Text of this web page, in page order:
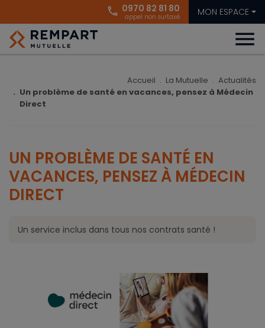
phone 0970 82 81 80
appel non surtaxé MON ESPACE
menu
Accueil La Mutuelle
Actualités
Un problème de santé en vacances, pensez à Médecin
Direct
UN PROBLÈME DE SANTÉ EN
VACANCES, PENSEZ À MÉDECIN
DIRECT
Un service inclus dans tous nos contrats santé !